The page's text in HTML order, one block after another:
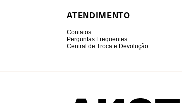
ATENDIMENTO
Contatos
Perguntas Frequentes
Central de Troca e Devolução